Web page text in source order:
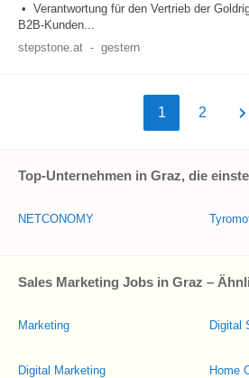
• Verantwortung für den Vertrieb der
B2B-Kunden...
stepstone.at - gestern
1 2
Top-Unternehmen in Graz, die
NETCONOMY
Sales Marketing Jobs in Graz –
Marketing
Digital Marketing
Digital
Home